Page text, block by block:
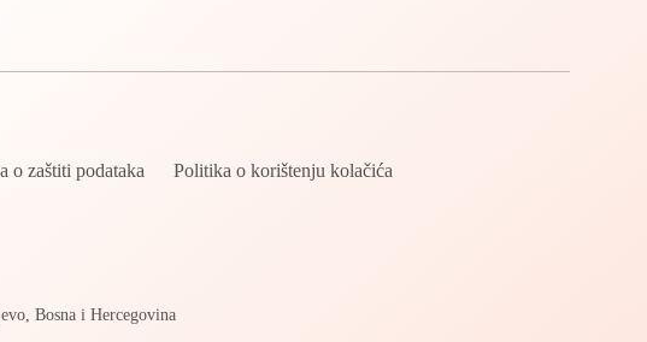
o zaštiti podataka
Politika o korištenju kolačića
Bosna i Hercegovina